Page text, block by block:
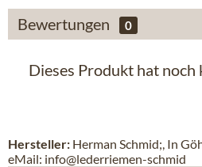
Bewertungen 0
Dieses Produkt hat noch
Hersteller: Herman Schmid;, In
eMail: info@lederriemen-schmid